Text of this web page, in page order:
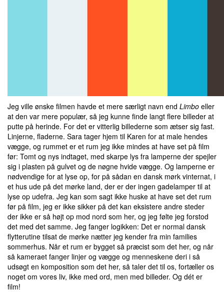
Jeg ville ønske filmen havde et mere særligt navn end Limbo eller
at den var mere populær, så jeg kunne finde langt flere billeder at
putte på herinde. For det er vitterlig billederne som ætser sig fast.
Linjerne, fladerne. Sara tager hjem til Karen for at male hendes
vægge, og rummet er et rum jeg ikke mindes at have set på film
før: Tomt og nys indtaget, med skarpe lys fra lamperne der spejler
sig i plasten på gulvet og de nøgne hvide vægge. Og lamperne er
nødvendige for at lyse op, for på sådan en dansk mørk vinternat, i
et hus ude på det mørke land, der er der ingen gadelamper til at
lyse op udefra. Jeg kan som sagt ikke huske at have set det rum
før på film, jeg er ikke sikker på det kan eksistere andre steder
der ikke er så højt op mod nord som her, og jeg følte jeg forstod
det med det samme. Jeg fanger logikken: Det er normal dansk
flytterutine tilsat de mørke nætter jeg kender fra min families
sommerhus. Når et rum er bygget så præcist som det her, og når
så kameraet fanger linjer og vægge og menneskene deri i så
udsøgt en komposition som det her, så taler det til os, fortæller os
noget om vores liv, ikke med ord, men med billeder. Og dét er
film!